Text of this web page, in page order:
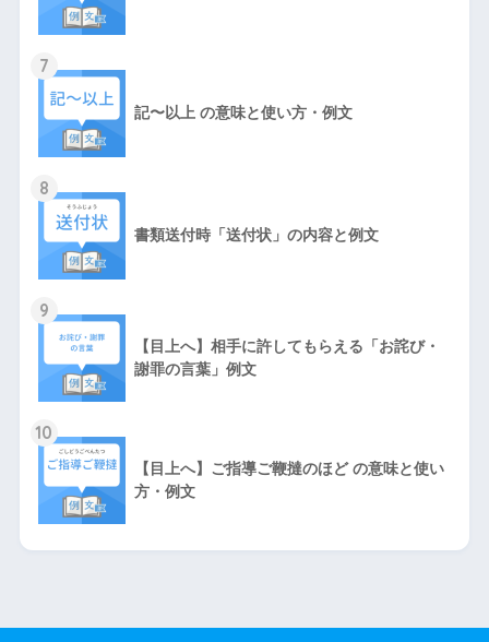
7
記〜以上 の意味と使い方・例文
8
書類送付時「送付状」の内容と例文
9
【目上へ】相手に許してもらえる「お詫び・
謝罪の言葉」例文
10
【目上へ】ご指導ご鞭撻のほど の意味と使い
方・例文